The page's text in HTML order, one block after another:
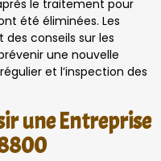
le traitement pour
été éliminées. Les
conseils sur les
une nouvelle
et l’inspection des
une Entreprise